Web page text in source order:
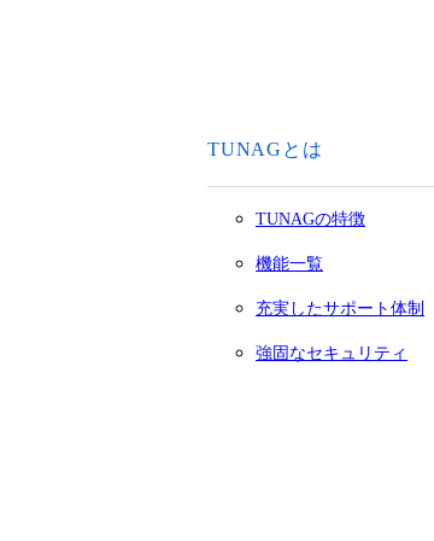
TUNAGとは
TUNAGの特徴
機能一覧
充実したサポート体制
強固なセキュリティ